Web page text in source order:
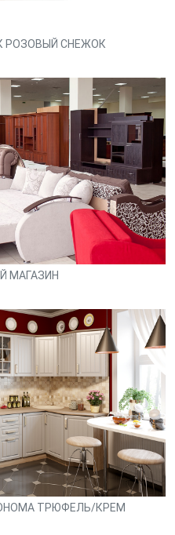
РОЗОВЫЙ СНЕЖОК
МАГАЗИН
ТРЮФЕЛЬ/КРЕМ